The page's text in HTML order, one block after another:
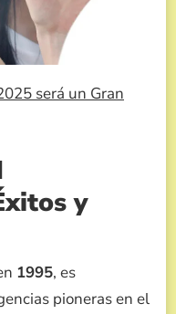
será un Gran
y
1995, es
pioneras en el